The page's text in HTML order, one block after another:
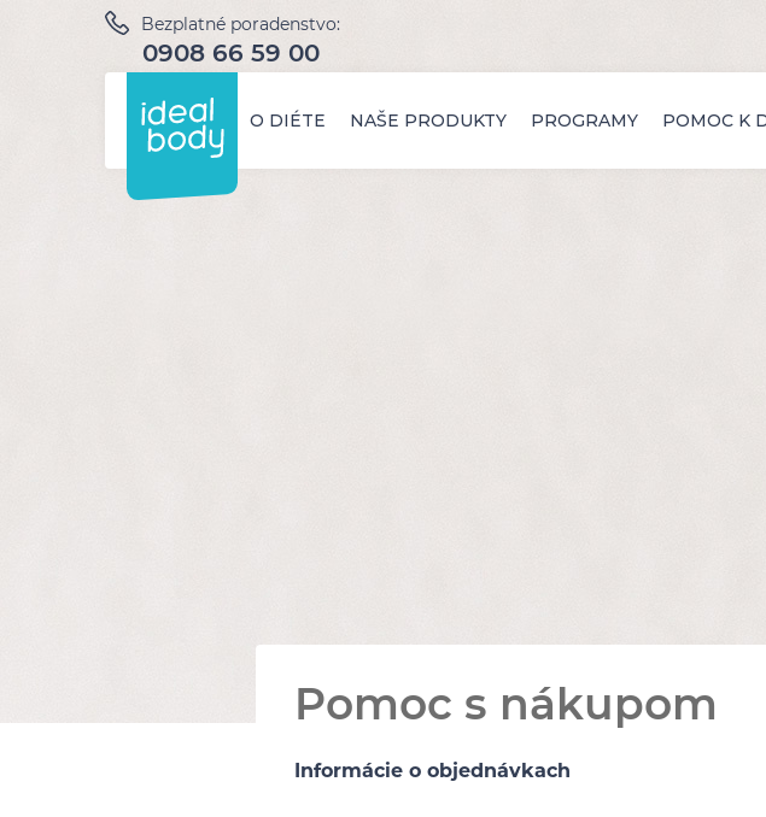
Bezplatné poradenstvo:
0908 66 59 00
O DIÉTE NAŠE PRODUKTY PROGRAMY POMOC K
Pomoc s nákupom
Informácie o objednávkach